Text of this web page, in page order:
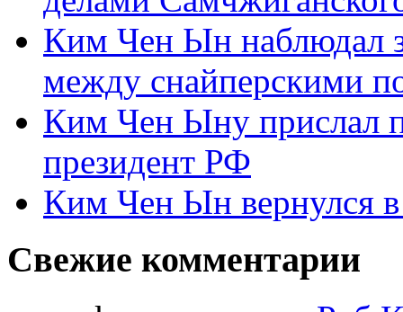
Ким Чен Ын наблюдал
между снайперскими
Ким Чен Ыну прислал
президент РФ
Ким Чен Ын вернулся
Свежие комментарии